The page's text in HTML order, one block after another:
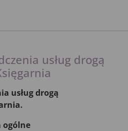
usług drogą
usług drogą
ogólne